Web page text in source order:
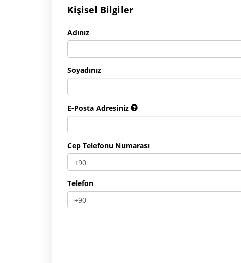
Kişisel Bilgiler
Adınız
Soyadınız
E-Posta Adresiniz
Cep Telefonu Numarası
Telefon